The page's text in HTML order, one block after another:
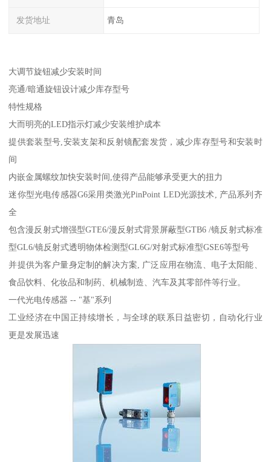
发货地址 青岛
大调节旋钮减少安装时间
亮通/暗通旋钮设计减少库存型号
特性规格
大而明亮的LED指示灯减少安装维护成本
提供套装型号,安装支架和反射镜配套发货，减少库存型号和安装时
间
内嵌金属螺纹加快安装时间,使得产品能够承受更大的扭力
迷你型光电传感器G6采用类激光PinPoint LED光源技术, 产品系列齐
全
包含漫反射式增强型GTE6/漫反射式背景屏蔽型GTB6 /镜反射式标准
型GL6/镜反射式透明物体检测型GL6G/对射式标准型GSE6等型号
并提供为客户量身定制的解决方案, 广泛应用在物流、电子太阳能、
食品饮料、化妆品和制药、机械制造、汽车及其零部件等行业。
一代光电传感器 -- "基"系列
工业经济在中国正持续增长，与全球的联系日益密切，自动化行业
更是发展迅速